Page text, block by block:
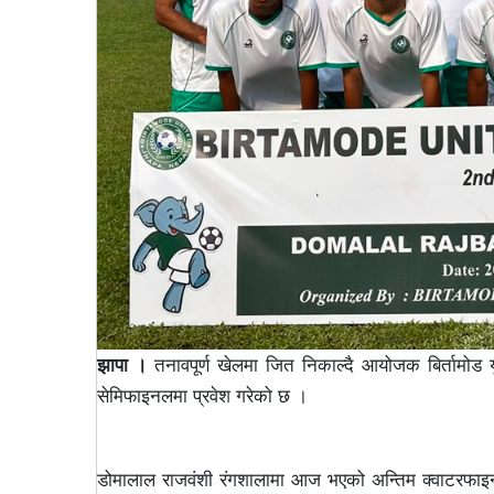
झापा । तनावपूर्ण खेलमा जित निकाल्दै आयोजक बिर्तामोड
सेमिफाइनलमा प्रवेश गरेको छ ।
डोमालाल राजवंशी रंगशालामा आज भएको अन्तिम